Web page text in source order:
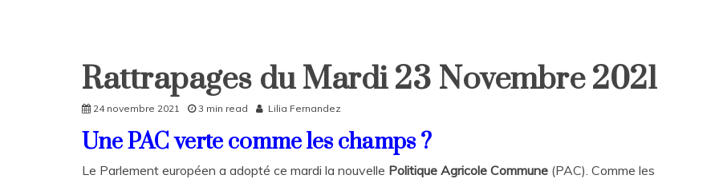
Rattrapages
Rattrapages du Mardi 23 Novembre 2021
24 novembre 2021 3 min read Lilia Fernandez
Une PAC verte comme les champs ?
Le Parlement européen a adopté ce mardi la nouvelle Politique Agricole Commune (PAC). Comme les